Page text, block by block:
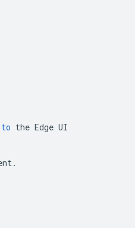
to the Edge UI
.